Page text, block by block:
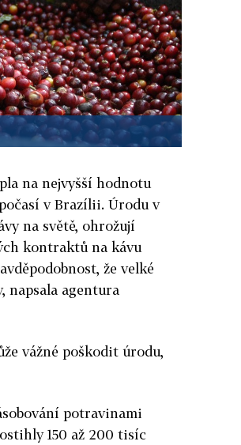
na nejvyšší hodnotu
v Brazílii. Úrodu v
na světě, ohrožují
kontraktů na kávu
že velké
napsala agentura
vážné poškodit úrodu,
potravinami
150 až 200 tisíc